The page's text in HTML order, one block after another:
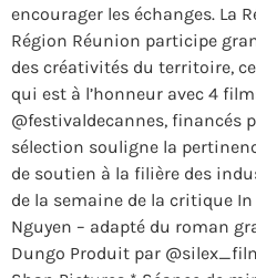
encourager les échanges. La
Région Réunion participe
des créativités du territoire,
qui est à l’honneur avec 4
@festivaldecannes, financés
sélection souligne la
de soutien à la filière des
de la semaine de la critique
Nguyen – adapté du roman
Dungo Produit par